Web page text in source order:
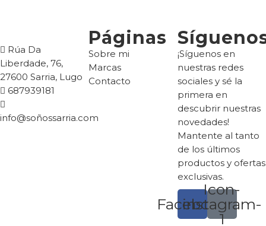
Rúa Da
Liberdade, 76,
27600 Sarria, Lugo
687939181
info@soñossarria.com
Páginas
Sobre mi
Marcas
Contacto
¡Síguenos en
nuestras redes
sociales y sé la
primera en
descubrir nuestras
novedades!
Mantente al tanto
de los últimos
productos y ofertas
exclusivas.
Facebook
Icon-
instagram-
1